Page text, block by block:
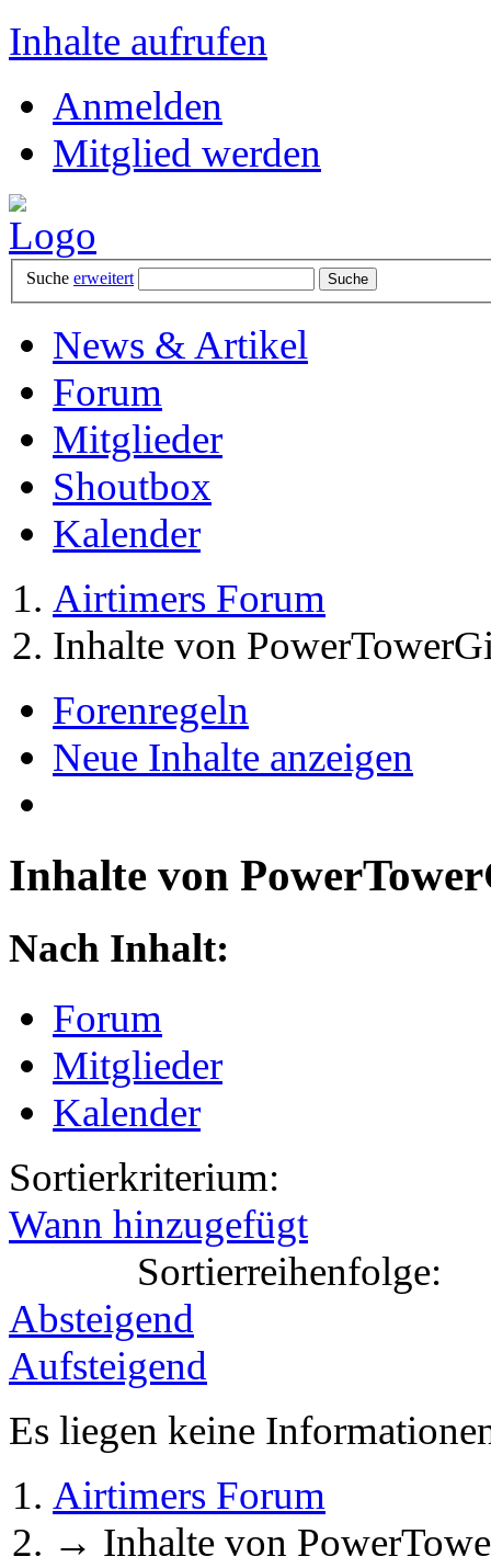
Inhalte aufrufen
Anmelden
Mitglied werden
Suche erweitert
News & Artikel
Forum
Mitglieder
Shoutbox
Kalender
Airtimers Forum
Inhalte von
Forenregeln
Neue Inhalte anzeigen
Inhalte von
Nach Inhalt:
Forum
Mitglieder
Kalender
Sortierkriterium:
Wann hinzugefügt
Sortierreihenfolge:
Absteigend
Aufsteigend
Es liegen keine
Airtimers Forum
→ Inhalte von